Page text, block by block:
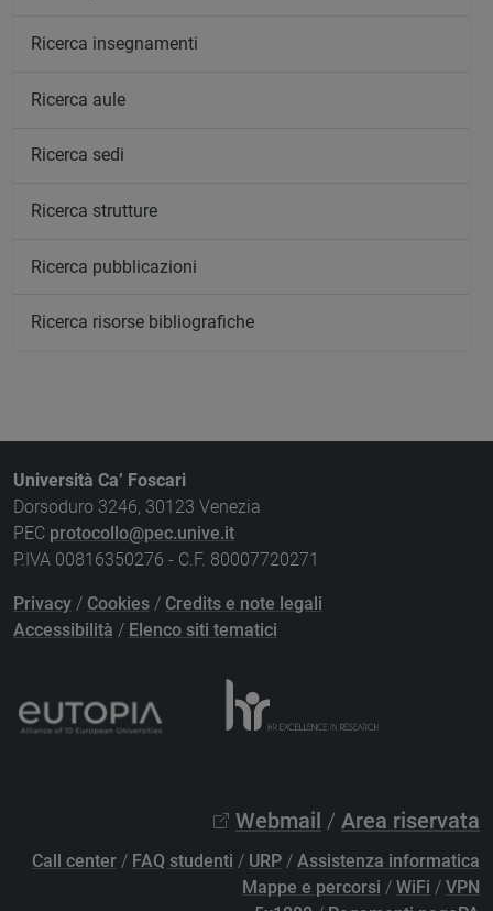
Ricerca insegnamenti
Ricerca aule
Ricerca sedi
Ricerca strutture
Ricerca pubblicazioni
Ricerca risorse bibliografiche
Università Ca’ Foscari
Dorsoduro 3246, 30123 Venezia
PEC protocollo@pec.unive.it
P.IVA 00816350276 - C.F. 80007720271
Privacy / Cookies / Credits e note legali
Accessibilità / Elenco siti tematici
Webmail / Area riservata
Call center / FAQ studenti / URP / Assistenza informatica
Mappe e percorsi / WiFi / VPN